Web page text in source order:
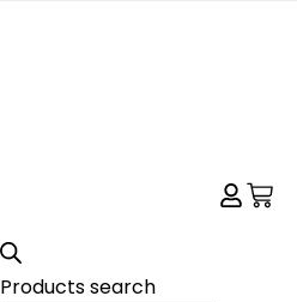
Products search